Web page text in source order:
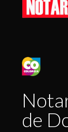
de